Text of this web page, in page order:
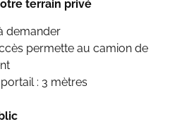
terrain privé
demander
permette au camion de
: 3 mètres